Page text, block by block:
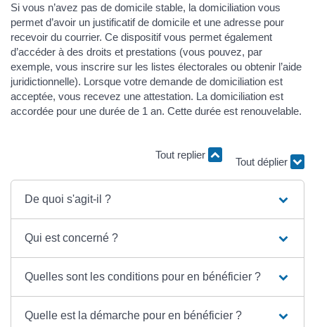
Si vous n’avez pas de domicile stable, la domiciliation vous
permet d’avoir un justificatif de domicile et une adresse pour
recevoir du courrier. Ce dispositif vous permet également
d’accéder à des droits et prestations (vous pouvez, par
exemple, vous inscrire sur les listes électorales ou obtenir l’aide
juridictionnelle). Lorsque votre demande de domiciliation est
acceptée, vous recevez une attestation. La domiciliation est
accordée pour une durée de 1 an. Cette durée est renouvelable.
Tout replier Tout déplier
De quoi s'agit-il ?
Qui est concerné ?
Quelles sont les conditions pour en bénéficier ?
Quelle est la démarche pour en bénéficier ?